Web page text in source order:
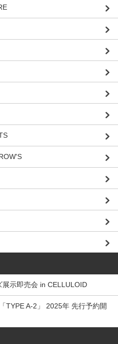
示即売会 in CELLULOID
TYPE A-2」 2025年 先行予約開